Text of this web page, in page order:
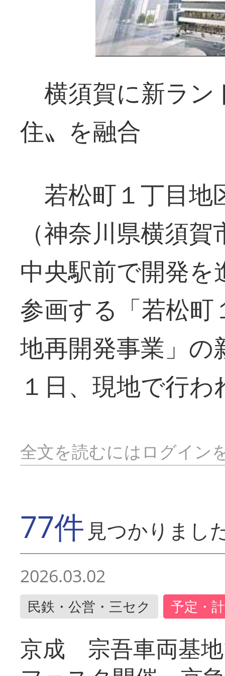
横須賀に新ラン
住〟を融合
若松町１丁目地
（神奈川県横須
中央駅前で開発
参画する「若松町
地再開発事業」の
１日、現地で行わ
全文を読むにはログイン
77件 見つかりまし
2026.03.02
民鉄・公営・三セク 予定・
京成 宗吾車両基